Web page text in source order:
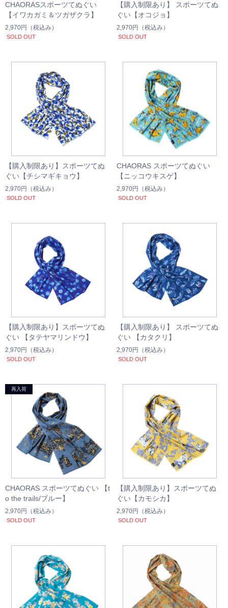
CHAORASスポーツてぬぐい
【イワカガミ＆ツガザクラ】
2,970円 （税込み）
SOLD OUT
【購入制限あり】 スポーツてぬ
ぐい【オコジョ】
2,970円 （税込み）
SOLD OUT
【購入制限あり】スポーツてぬ
ぐい【チシマギキョウ】
2,970円 （税込み）
SOLD OUT
CHAORAS スポーツてぬぐい
【ニッコウキスゲ】
2,970円 （税込み）
SOLD OUT
【購入制限あり】スポーツてぬ
ぐい 【タテヤマリンドウ】
2,970円 （税込み）
SOLD OUT
【購入制限あり】 スポーツてぬ
ぐい 【カタクリ】
2,970円 （税込み）
SOLD OUT
CHAORAS スポーツてぬぐい 【t
o the trails/ブルー】
2,970円 （税込み）
SOLD OUT
【購入制限あり】スポーツてぬ
ぐい【カモシカ】
2,970円 （税込み）
SOLD OUT